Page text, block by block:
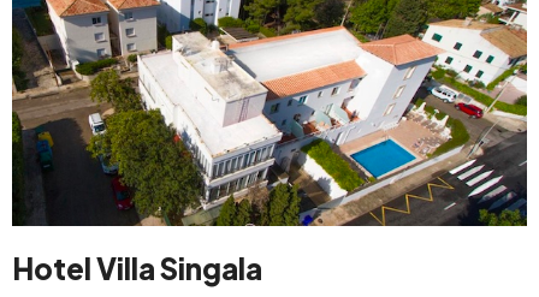
Hotel Villa Singala